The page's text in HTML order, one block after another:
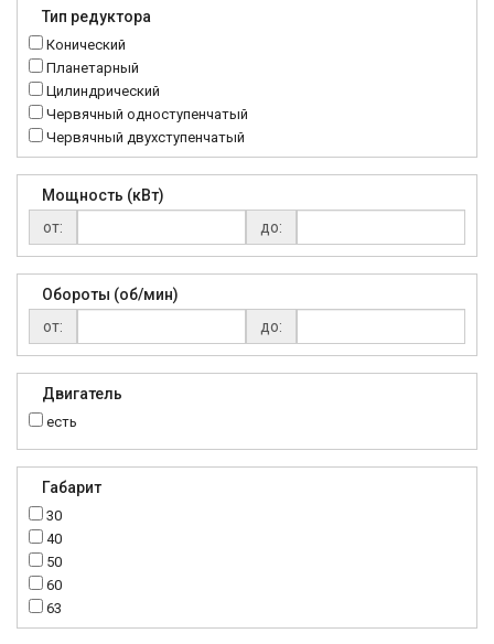
MTC
NMRV
RC
Тип редуктора
Конический
Планетарный
Цилиндрический
Червячный одноступенчатый
Червячный двухступенчатый
Мощность (кВт)
от:
до:
Обороты (об/мин)
от:
до:
Двигатель
есть
Габарит
30
40
50
60
63
70